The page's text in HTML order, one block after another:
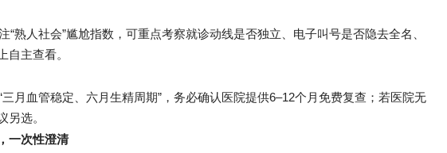
“熟人社会”尴尬指数，可重点考察就诊动线是否独立、电子叫号是否隐去全名、
自主查看。
三月血管稳定、六月生精周期”，务必确认医院提供6–12个月免费复查；若医院无
另选。
一次性澄清